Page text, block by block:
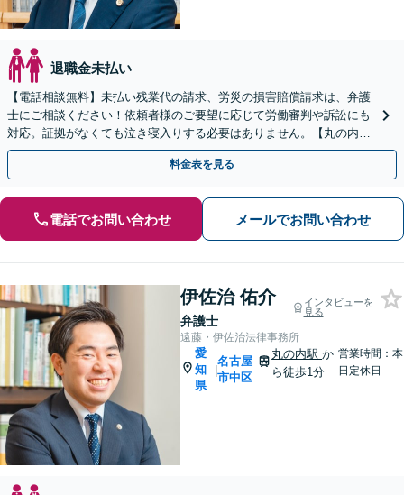
退職金未払い
【電話相談無料】未払い残業代の請求、労災の損害賠償請求は、弁護
士にご相談ください！依頼者様のご要望に応じて労働審判や訴訟にも
対応。証拠がなくても泣き寝入りする必要はありません。【丸の内駅
3分】【休日面談可】
料金表を見る
電話でお問い合わせ メールでお問い合わせ
伊佐治 佑介
弁護士
インタビューを
見る
遠藤・伊佐治法律事務所
愛
知
県
|
名古屋
市中区
丸の内駅か
ら徒歩1分
営業時間：本
日定休日